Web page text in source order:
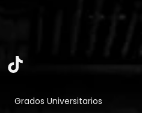
Grados Universitarios